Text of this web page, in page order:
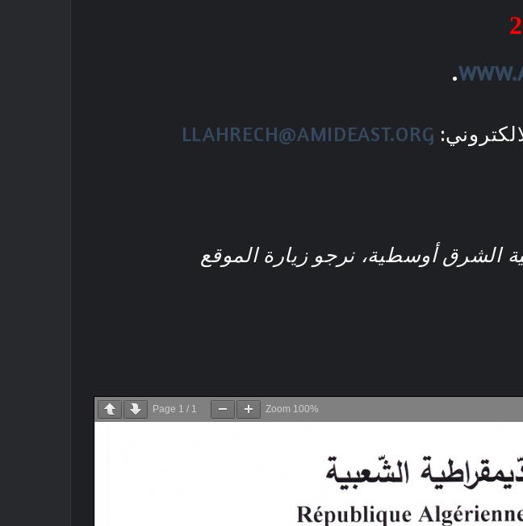
.
LLAHRECH@AMIDEAST.ORG
الشرق أوسطية، نرجو زيارة الموقع
Page 1 / 1 Zoom 100%